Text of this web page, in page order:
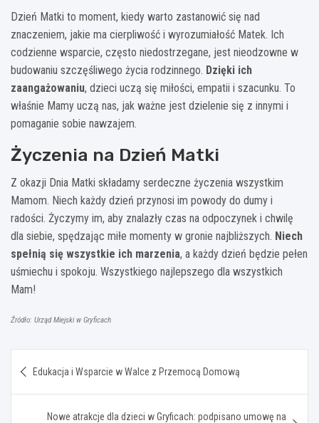
Dzień Matki to moment, kiedy warto zastanowić się nad
znaczeniem, jakie ma cierpliwość i wyrozumiałość Matek. Ich
codzienne wsparcie, często niedostrzegane, jest nieodzowne w
budowaniu szczęśliwego życia rodzinnego. Dzięki ich
zaangażowaniu, dzieci uczą się miłości, empatii i szacunku. To
właśnie Mamy uczą nas, jak ważne jest dzielenie się z innymi i
pomaganie sobie nawzajem.
Życzenia na Dzień Matki
Z okazji Dnia Matki składamy serdeczne życzenia wszystkim
Mamom. Niech każdy dzień przynosi im powody do dumy i
radości. Życzymy im, aby znalazły czas na odpoczynek i chwilę
dla siebie, spędzając miłe momenty w gronie najbliższych. Niech
spełnią się wszystkie ich marzenia, a każdy dzień będzie pełen
uśmiechu i spokoju. Wszystkiego najlepszego dla wszystkich
Mam!
Źródło: Urząd Miejski w Gryficach
wpisu
Edukacja i Wsparcie w Walce z Przemocą Domową
Nowe atrakcje dla dzieci w Gryficach: podpisano umowę na